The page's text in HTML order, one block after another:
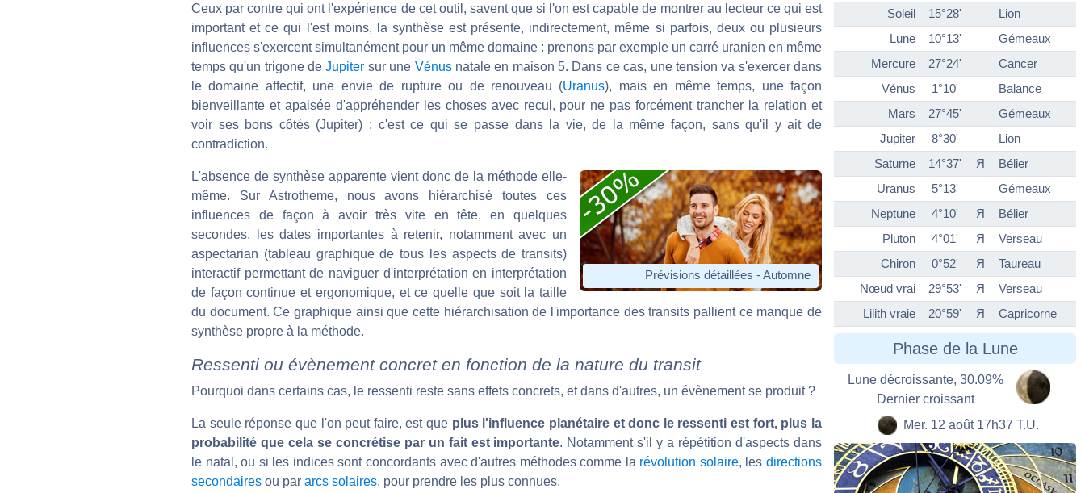
Ceux par contre qui ont l'expérience de cet outil, savent que si l'on est capable de montrer au lecteur ce qui est
important et ce qui l'est moins, la synthèse est présente, indirectement, même si parfois, deux ou plusieurs
influences s'exercent simultanément pour un même domaine : prenons par exemple un carré uranien en même
temps qu'un trigone deJupiter sur une Vénusnatale en maison 5. Dans ce cas, une tension va s'exercer dans
le domaine affectif, une envie de rupture ou de renouveau (Uranus), mais en même temps, une façon
bienveillante et apaisée d'appréhender les choses avec recul, pour ne pas forcément trancher la relation et
voir ses bons côtés (Jupiter) : c'est ce qui se passe dans la vie, de la même façon, sans qu'il y ait de
contradiction.
Prévisions détaillées - Automne
L'absence de synthèse apparente vient donc de la méthode elle-
même. Sur Astrotheme, nous avons hiérarchisé toutes ces
influences de façon à avoir très vite en tête, en quelques
secondes, les dates importantes à retenir, notamment avec un
aspectarian (tableau graphique de tous les aspects de transits)
interactif permettant de naviguer d'interprétation en interprétation
de façon continue et ergonomique, et ce quelle que soit la taille
du document. Ce graphique ainsi que cette hiérarchisation de l'importance des transits pallient ce manque de
synthèse propre à la méthode.
Ressenti ou évènement concret en fonction de la nature du transit
Pourquoi dans certains cas, le ressenti reste sans effets concrets, et dans d'autres, un évènement se produit ?
La seule réponse que l'on peut faire, est que plus l'influence planétaire et donc le ressenti est fort, plus la
probabilité que cela se concrétise par un fait est importante. Notamment s'il y a répétition d'aspects dans
le natal, ou si les indices sont concordants avec d'autres méthodes comme la révolution solaire, les directions
secondaires ou par arcs solaires, pour prendre les plus connues.
Soleil 15°28'
Lion
Lune
10°13'
Gémeaux
Mercure
27°24'
Cancer
Vénus
1°10'
Balance
Mars
27°45'
Gémeaux
Jupiter
8°30'
Lion
Saturne
14°37' Я
Bélier
Uranus
5°13'
Gémeaux
Neptune
4°10' Я
Bélier
Pluton
4°01' Я
Verseau
Chiron
0°52' Я
Taureau
Nœud vrai
29°53' Я
Verseau
Lilith vraie
20°59' Я Capricorne
Phase de la Lune
Lune décroissante, 30.09%
Dernier croissant
Mer. 12 août 17h37 T.U.